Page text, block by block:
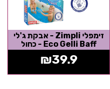
זימפלי Zimpli - אבקת ג'לי
Eco Gelli Baff - כחול
₪39.9